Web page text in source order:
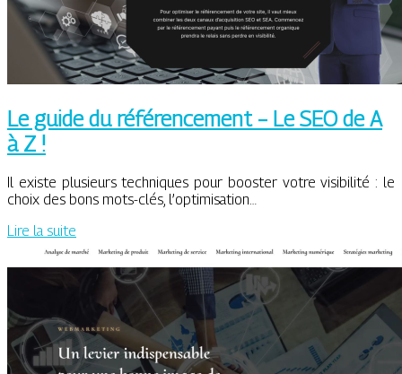
Le guide du référencement – Le SEO de A
à Z !
Il existe plusieurs techniques pour booster votre visibilité : le
choix des bons mots-clés, l’optimisation…
Lire la suite